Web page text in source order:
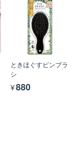
ときほぐすピンブラ
シ
¥880